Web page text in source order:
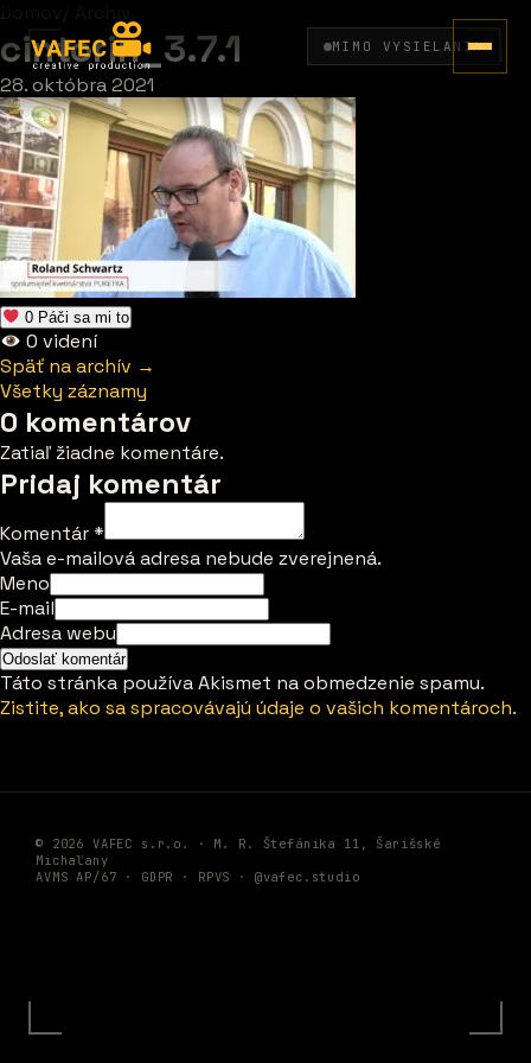
MIMO VYSIELANIA
Domov Archív
cintorin_3.7.1
28. októbra 2021
0 Páči sa mi to
0 videní
Späť na archív →
Všetky záznamy
0 komentárov
Zatiaľ žiadne komentáre.
Pridaj komentár
Komentár*
Vaša e-mailová adresa nebude zverejnená.
Meno
E-mail
Adresa webu
Táto stránka používa Akismet na obmedzenie spamu.
Zistite, ako sa spracovávajú údaje o vašich komentároch.
© 2026 VAFEC s.r.o. · M. R. Štefánika 11, Šarišské
Michaľany
AVMS AP/67 · GDPR · RPVS · @vafec.studio